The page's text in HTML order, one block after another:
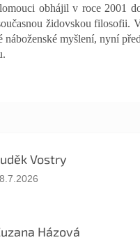
obhájil v roce 2001
židovskou filosofii.
myšlení, nyní
Vostry
obchodu je 5 z 5
Házová